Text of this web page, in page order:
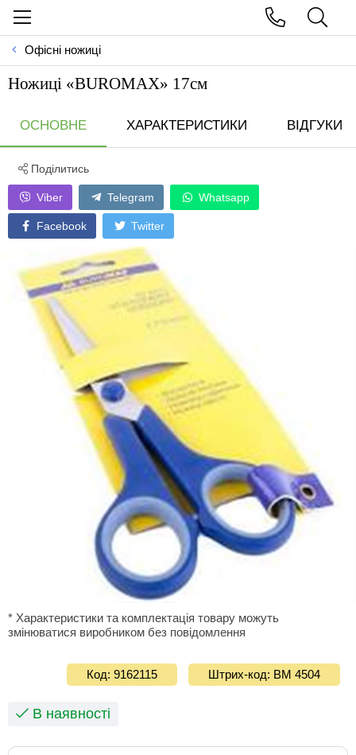
Офісні ножиці
Ножиці «BUROMAX» 17см
ОСНОВНЕ ХАРАКТЕРИСТИКИ ВІДГУКИ
Поділитись
Viber Telegram Whatsapp
Facebook Twitter
* Характеристики та комплектація товару можуть
змінюватися виробником без повідомлення
Код: 9162115 Штрих-код: ВМ 4504
В наявності